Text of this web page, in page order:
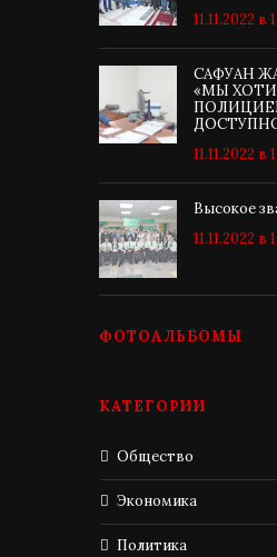
11.11.2022 в
САФУАН
«МЫ
11.11.2022 в
Высокое
11.11.2022 в
ФОТОАЛЬБОМЫ
КАТЕГОРИИ
Общество
Экономика
Политика